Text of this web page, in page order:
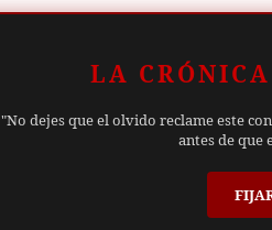
LA
"No dejes que el olvido reclame este
antes de que